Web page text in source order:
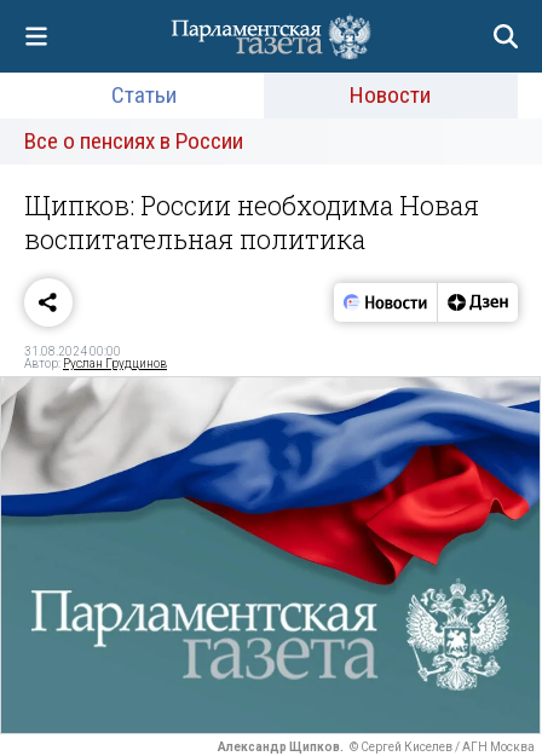
Статьи
Новости
Все о пенсиях в России
Щипков: России необходима Новая
воспитательная политика
31.08.2024 00:00
Автор: Руслан Грудцинов
Александр Щипков. © Сергей Киселев / АГН Москва